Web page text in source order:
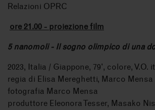
Relazioni OPRC
ore 21.00 - proiezione film
5 nanomoli - Il sogno olimpico di una
2023, Italia / Giappone, 79', colore, V.O.
regia di Elisa Mereghetti, Marco Mensa
fotografia Marco Mensa
produttore Eleonora Tesser, Masako